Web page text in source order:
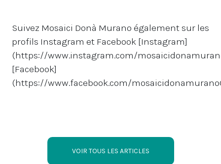
Suivez Mosaici Donà Murano également sur les
profils Instagram et Facebook [Instagram]
(https://www.instagram.com/
[Facebook]
(https://www.facebook.com/
VOIR TOUS LES ARTICLES